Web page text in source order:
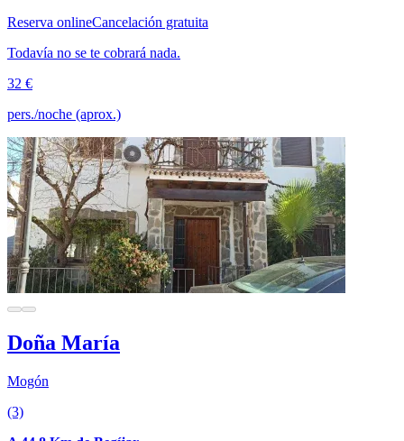
Reserva onlineCancelación gratuita
Todavía no se te cobrará nada.
32 €
pers./noche (aprox.)
Doña María
Mogón
(3)